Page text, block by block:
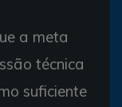
a meta
técnica
suficiente